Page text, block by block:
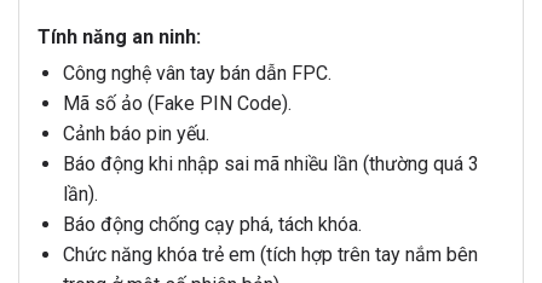
Tính năng an ninh:
Công nghệ vân tay bán dẫn FPC.
Mã số ảo (Fake PIN Code).
Cảnh báo pin yếu.
Báo động khi nhập sai mã nhiều lần (thường quá 3
lần).
Báo động chống cạy phá, tách khóa.
Chức năng khóa trẻ em (tích hợp trên tay nắm bên